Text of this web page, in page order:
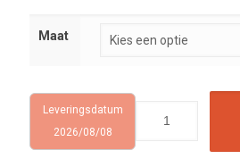
Maat
Leveringsdatum
2026/08/08